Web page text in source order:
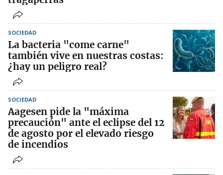
SOCIEDAD
La bacteria "come carne"
también vive en nuestras costas:
¿hay un peligro real?
SOCIEDAD
Aagesen pide la "máxima
precaución" ante el eclipse del 12
de agosto por el elevado riesgo
de incendios